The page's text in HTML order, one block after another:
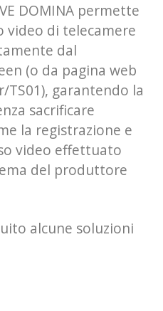
DOMINA permette
video di telecamere
dal
(o da pagina web
TS01), garantendo la
sacrificare
la registrazione e
video effettuato
del produttore
alcune soluzioni